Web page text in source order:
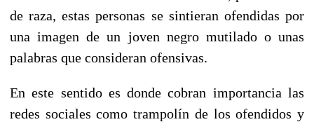
de raza, estas personas se sintieran ofendidas por
una imagen de un joven negro mutilado o unas
palabras que consideran ofensivas.
En este sentido es donde cobran importancia las
redes sociales como trampolín de los ofendidos y